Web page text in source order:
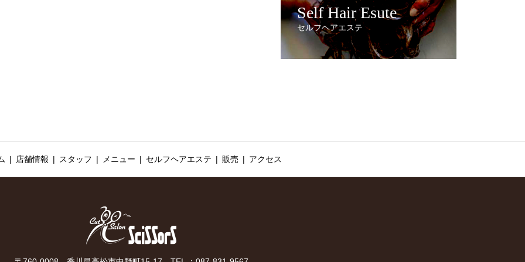
Self Hair Esute
セルフヘアエステ
店舗情報 スタッフ メニュー セルフヘアエステ 販売 アクセス